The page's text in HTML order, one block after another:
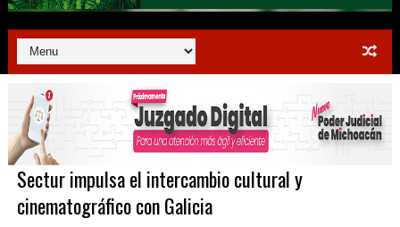
Sectur impulsa el intercambio cultural y
cinematográfico con Galicia